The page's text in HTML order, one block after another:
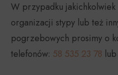
W przypadku jakichkolwiek
organizacji stypy lub też
pogrzebowych prosimy o
telefonów: 58 535 23 78 lub